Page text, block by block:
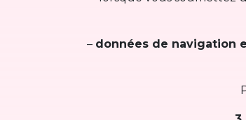
– données de navigation